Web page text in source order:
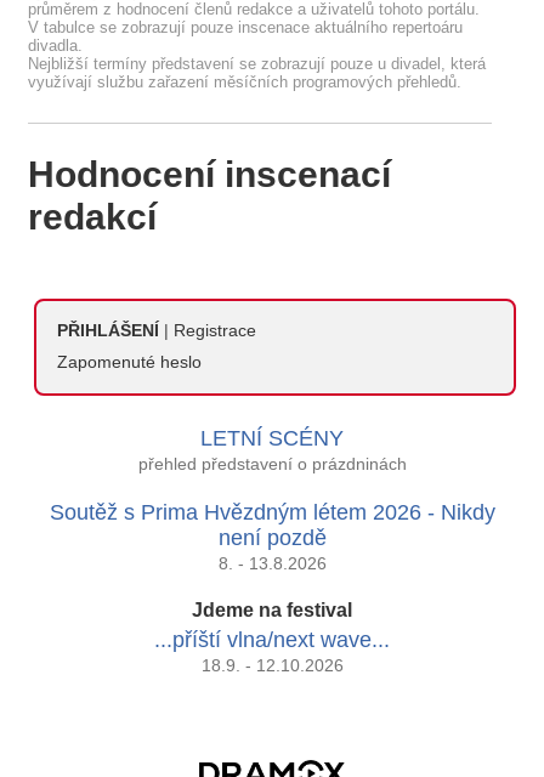
průměrem z hodnocení členů redakce a uživatelů tohoto portálu.
V tabulce se zobrazují pouze inscenace aktuálního repertoáru
divadla.
Nejbližší termíny představení se zobrazují pouze u divadel, která
využívají službu zařazení měsíčních programových přehledů.
Hodnocení inscenací
redakcí
PŘIHLÁŠENÍ
Registrace
Zapomenuté heslo
LETNÍ SCÉNY
přehled představení o prázdninách
Soutěž s Prima Hvězdným létem 2026 - Nikdy
není pozdě
8. - 13.8.2026
Jdeme na festival
...příští vlna/next wave...
18.9. - 12.10.2026